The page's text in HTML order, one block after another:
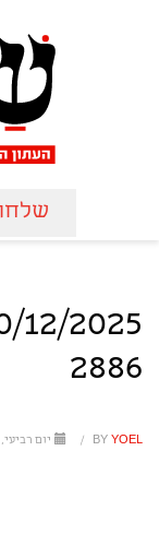
2886
BY YOEL
/ יום רביעי, 10 דצמבר 2025